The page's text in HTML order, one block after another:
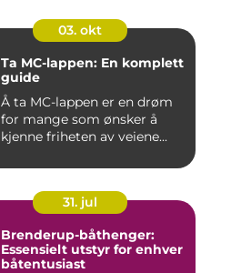
03. okt
Ta MC-lappen: En komplett
guide
Å ta MC-lappen er en drøm
for mange som ønsker å
kjenne friheten av veiene...
31. jul
Brenderup-båthenger:
Essensielt utstyr for enhver
båtentusiast